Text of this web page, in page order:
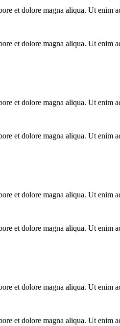
et dolore magna aliqua. Ut enim
et dolore magna aliqua. Ut enim
et dolore magna aliqua. Ut enim
et dolore magna aliqua. Ut enim
et dolore magna aliqua. Ut enim
et dolore magna aliqua. Ut enim
et dolore magna aliqua. Ut enim
et dolore magna aliqua. Ut enim